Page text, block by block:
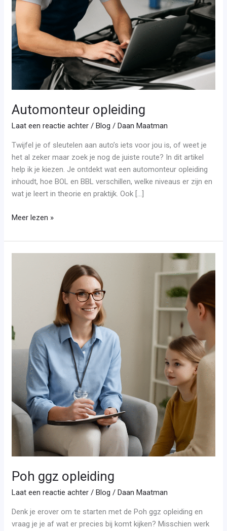
Automonteur opleiding
Laat een reactie achter /Blog /Daan Maatman
Twijfel je of sleutelen aan auto’s iets voor jou is, of weet je
het al zeker maar zoek je nog de juiste route? In dit artikel
help ik je kiezen. Je ontdekt wat een automonteur opleiding
inhoudt, hoe BOL en BBL verschillen, welke niveaus er zijn en
wat je leert in theorie en praktijk. Ook […]
Meer lezen »
Poh ggz opleiding
Laat een reactie achter /Blog /Daan Maatman
Denk je erover om te starten met de Poh ggz opleiding en
vraag je je af wat er precies bij komt kijken? Misschien werk